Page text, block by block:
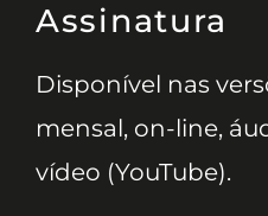
Assinatura
Disponível nas
mensal, on-line,
vídeo (YouTube).